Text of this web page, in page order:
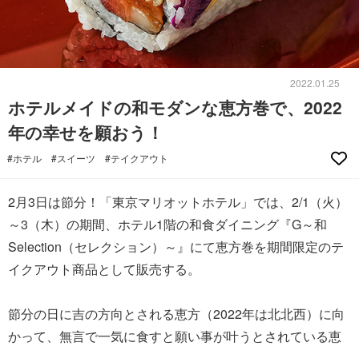
2022.01.25
ホテルメイドの和モダンな恵方巻で、2022
年の幸せを願おう！
#ホテル #スイーツ #テイクアウト
2月3日は節分！「東京マリオットホテル」では、2/1（火）
～3（木）の期間、ホテル1階の和食ダイニング『G～和
Selection（セレクション）～』にて恵方巻を期間限定のテ
イクアウト商品として販売する。
節分の日に吉の方向とされる恵方（2022年は北北西）に向
かって、無言で一気に食すと願い事が叶うとされている恵